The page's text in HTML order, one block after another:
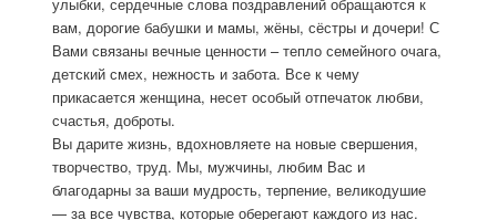
вам, дорогие бабушки и мамы, жёны, сёстры и дочери! С
Вами связаны вечные ценности – тепло семейного очага,
детский смех, нежность и забота. Все к чему
прикасается женщина, несет особый отпечаток любви,
счастья, доброты.
Вы дарите жизнь, вдохновляете на новые свершения,
творчество, труд. Мы, мужчины, любим Вас и
благодарны за ваши мудрость, терпение, великодушие
— за все чувства, которые оберегают каждого из нас.